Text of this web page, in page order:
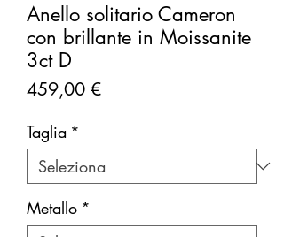
Anello solitario Cameron
con brillante in Moissanite
3ct D
459,00 €Prezzo
Taglia *
Metallo *